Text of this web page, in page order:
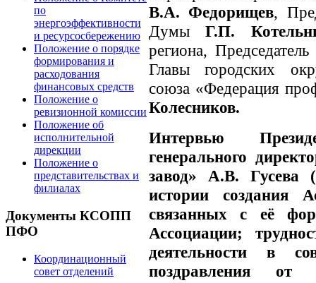
по
энергоэффективности
и ресурсосбережению
Положение о порядке
формирования и
расходования
финансовых средств
Положение о
ревизионной комиссии
Положение об
исполнительной
дирекции
Положение о
представительствах и
филиалах
Документы КСОПП
ПФО
Координационный
совет отделений
В.А. Федорищев,
ДумыГ.П.
региона,
Главы городских
союза «Федерация
Колесников.
Интервью
генерального
завод» А.В. Гусева
истории создания
связанных с её
Ассоциации;
деятельности в
поздравления